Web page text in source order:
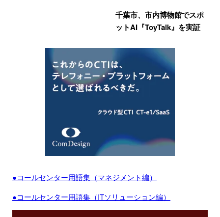
千葉市、市内博物館でスポ
ットAI『ToyTalk』を実証
●コールセンター用語集（マネジメント編）
●コールセンター用語集（ITソリューション編）